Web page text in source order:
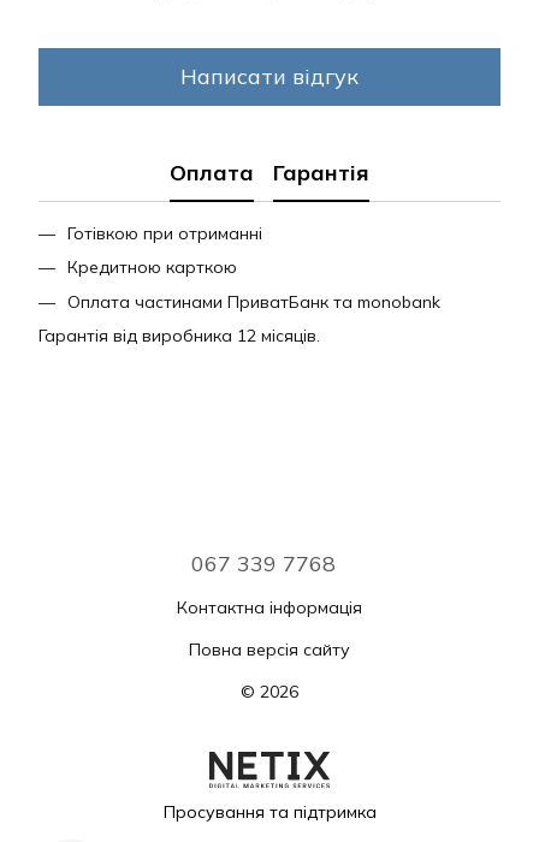
Написати відгук
Оплата Гарантія
Готівкою при отриманні
Кредитною карткою
Оплата частинами ПриватБанк та monobank
Гарантія від виробника 12 місяців.
067 339 7768
Контактна інформація
Повна версія сайту
© 2026
Просування та підтримка